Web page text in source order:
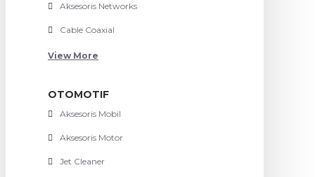
Aksesoris Networks
Cable Coaxial
View More
OTOMOTIF
Aksesoris Mobil
Aksesoris Motor
Jet Cleaner